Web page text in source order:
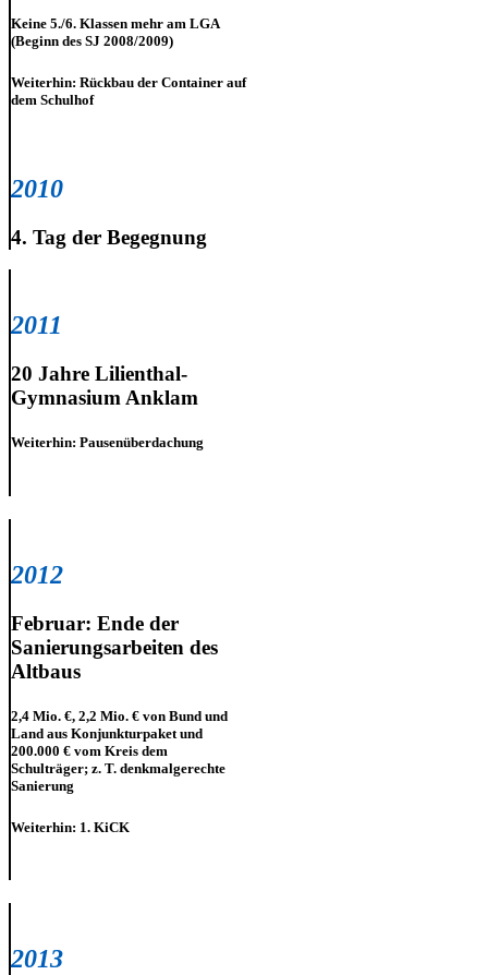
Keine 5./6. Klassen mehr am LGA
(Beginn des SJ 2008/2009)
Weiterhin: Rückbau der Container auf
dem Schulhof
2010
4. Tag der Begegnung
2011
20 Jahre Lilienthal-
Gymnasium Anklam
Weiterhin: Pausenüberdachung
2012
Februar: Ende der
Sanierungsarbeiten des
Altbaus
2,4 Mio. €, 2,2 Mio. € von Bund und
Land aus Konjunkturpaket und
200.000 € vom Kreis dem
Schulträger; z. T. denkmalgerechte
Sanierung
Weiterhin: 1. KiCK
2013